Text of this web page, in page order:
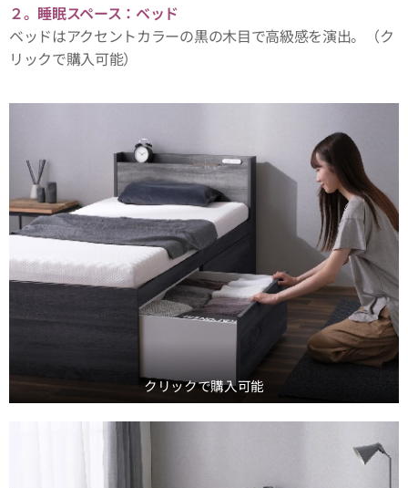
２。睡眠スペース：ベッド
ベッドはアクセントカラーの黒の木目で高級感を演出。（ク
リックで購入可能）
クリックで購入可能